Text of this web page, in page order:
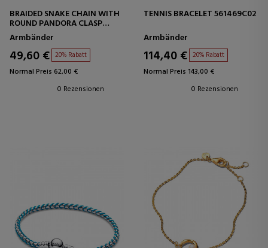
BRAIDED SNAKE CHAIN WITH
ROUND PANDORA CLASP
593757C00
Armbänder
49,60 € 20% Rabatt
Normal Preis 62,00 €
0 Rezensionen
TENNIS BRACELET 561469C02
Armbänder
114,40 € 20% Rabatt
Normal Preis 143,00 €
0 Rezensionen